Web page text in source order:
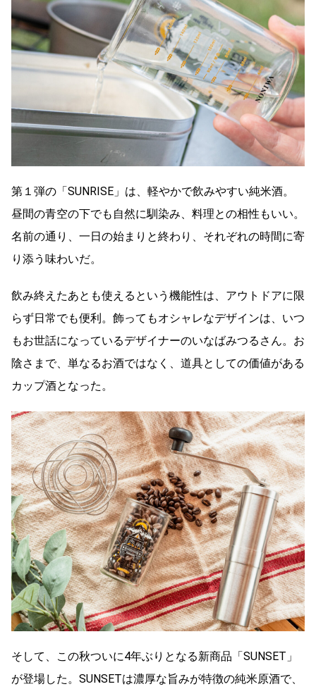
第１弾の「SUNRISE」は、軽やかで飲みやすい純米酒。
昼間の青空の下でも自然に馴染み、料理との相性もいい。
名前の通り、一日の始まりと終わり、 それぞれの時間に寄
り添う味わいだ。
飲み終えたあとも使えるという機能性は、 アウトドアに限
らず日常でも便利。 飾ってもオシャレなデザインは、 いつ
もお世話になっているデザイナーのいなばみつるさん。 お
陰さまで、単なるお酒ではなく、 道具としての価値がある
カップ酒となった。
そして、この秋ついに4年ぶりとなる新商品「SUNSET」
が登場した。 SUNSETは濃厚な旨みが特徴の純米原酒で、